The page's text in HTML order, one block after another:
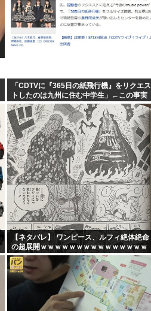
「CDTVに『365日の紙飛行機』をリクエス
トしたのは九州に住む中学生」←この事実
って結構デカいよな【AKB48】
【ネタバレ】 ワンピース、ルフィ絶体絶命
の超展開ｗｗｗｗｗｗｗｗｗｗｗｗｗｗｗ
ｗｗｗｗｗｗｗｗｗｗｗｗｗｗｗｗｗｗｗ
ｗｗｗｗｗｗｗｗｗｗｗ...